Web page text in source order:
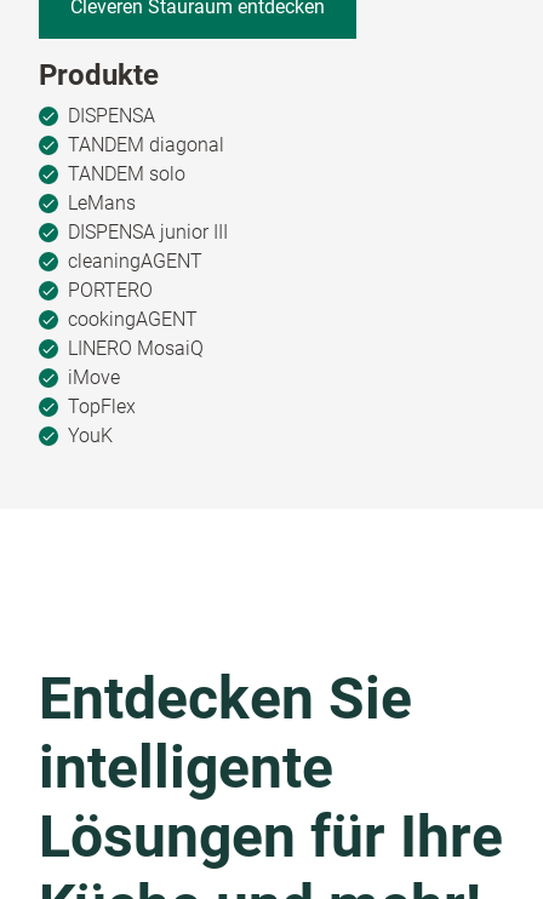
Cleveren Stauraum entdecken
Produkte
DISPENSA
TANDEM diagonal
TANDEM solo
LeMans
DISPENSA junior III
cleaningAGENT
PORTERO
cookingAGENT
LINERO MosaiQ
iMove
TopFlex
YouK
Entdecken Sie
intelligente
Lösungen für Ihre